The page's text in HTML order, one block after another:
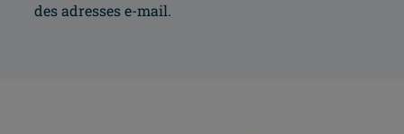
des adresses e-mail.